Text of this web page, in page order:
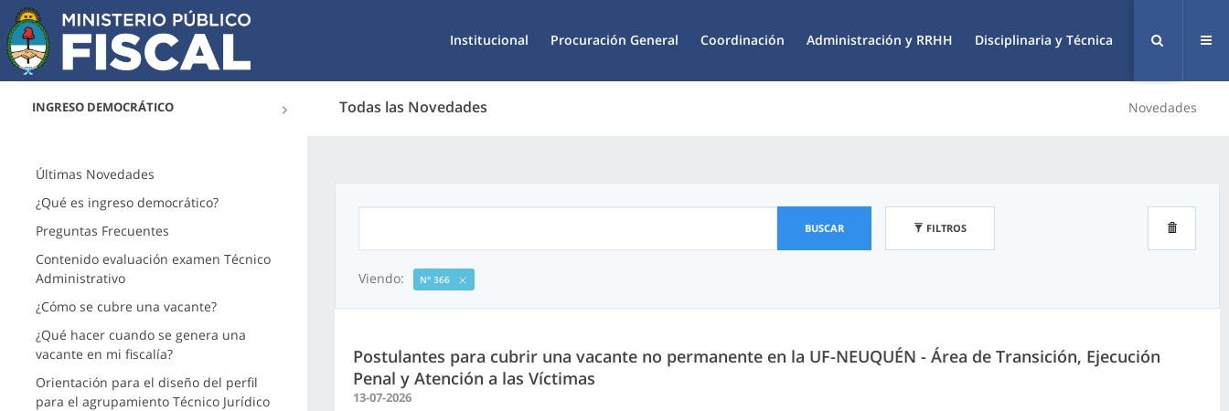
Institucional Procuración General Coordinación Administración y RRHH Disciplinaria y Técnica
INGRESO DEMOCRÁTICO Todas las Novedades Novedades
Últimas Novedades
¿Qué es ingreso democrático?
Preguntas Frecuentes
Contenido evaluación examen Técnico
Administrativo
¿Cómo se cubre una vacante?
¿Qué hacer cuando se genera una
vacante en mi fiscalía?
Orientación para el diseño del perfil
para el agrupamiento Técnico Jurídico
BUSCAR FILTROS
Viendo: N° 366
Postulantes para cubrir una vacante no permanente en la UF-NEUQUÉN - Área de Transición, Ejecución
Penal y Atención a las Víctimas
13-07-2026